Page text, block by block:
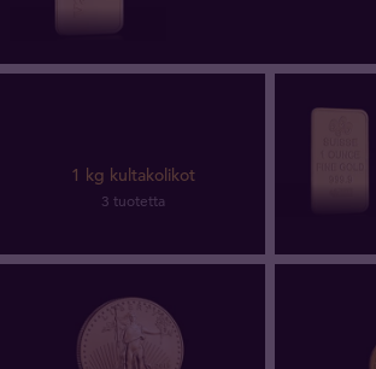
1 kg kultakolikot
3 tuotetta